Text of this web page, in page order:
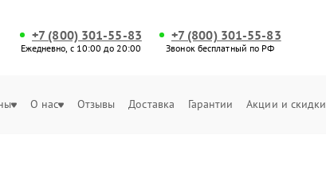
+7 (800) 301-55-83
Ежедневно, с 10:00 до 20:00
+7 (800) 301-55-83
Звонок бесплатный по РФ
О нас Отзывы Доставка Гарантии Акции и скидки